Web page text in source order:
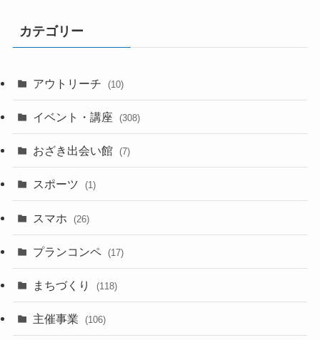
カテゴリー
アウトリーチ (10)
イベント・講座 (308)
おざき出会い館 (7)
スポーツ (1)
スマホ (26)
プランコンペ (17)
まちづくり (118)
主催事業 (106)